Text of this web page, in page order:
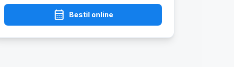
calendar_month Bestil online